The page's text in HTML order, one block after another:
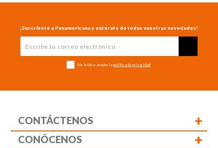
¡Suscríbete a Panamericana y entérate de todas nuestras novedades!
He leído y acepto la política de privacidad
CONTÁCTENOS +
CONÓCENOS +